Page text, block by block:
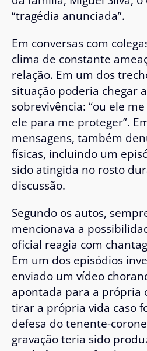
“tragédia anunciada”.
Em conversas com
clima de constante
relação. Em um dos
situação poderia chegar
sobrevivência: “ou ele
ele para me proteger”.
mensagens, também
físicas, incluindo um
sido atingida no rosto
discussão.
Segundo os autos,
mencionava a
oficial reagia com
Em um dos episódios
enviado um vídeo
apontada para a própria
tirar a própria vida caso
defesa do tenente-
gravação teria sido